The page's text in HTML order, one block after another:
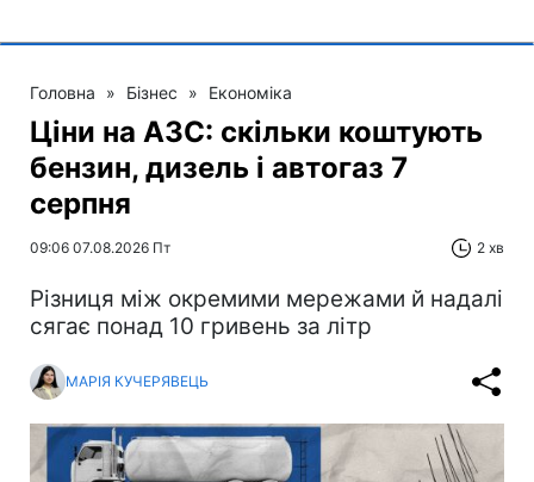
Головна » Бізнес » Економіка
Ціни на АЗС: скільки коштують
бензин, дизель і автогаз 7
серпня
09:06 07.08.2026 Пт 2 хв
Різниця між окремими мережами й надалі
сягає понад 10 гривень за літр
МАРІЯ КУЧЕРЯВЕЦЬ